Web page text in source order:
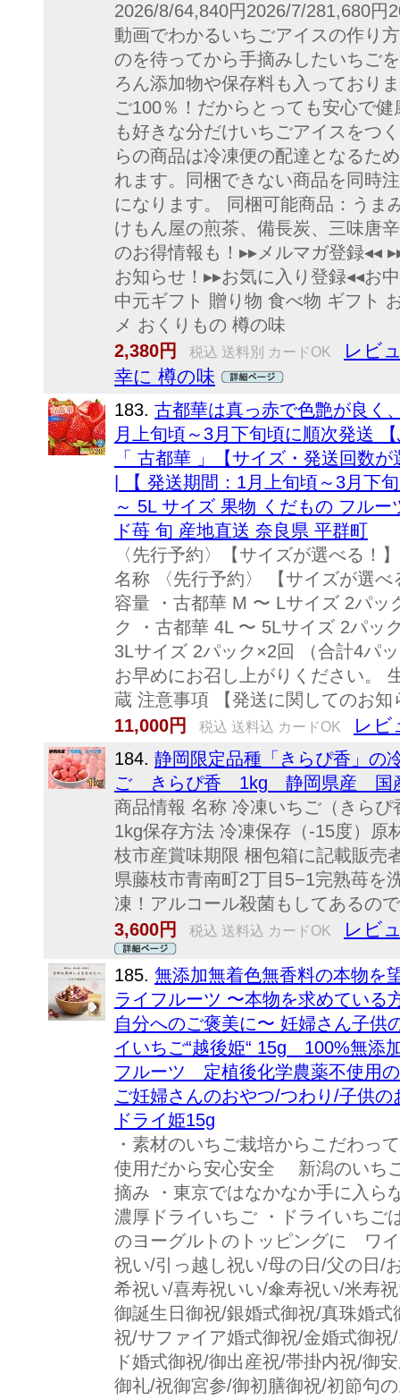
2026/8/64,840円2026/7/281,680円
動画でわかるいちごアイスの作り
のを待ってから手摘みしたいちご
ろん添加物や保存料も入っており
ご100％！だからとっても安心で
も好きな分だけいちごアイスをつ
らの商品は冷凍便の配達となるた
れます。同梱できない商品を同時
になります。 同梱可能商品：うま
けもん屋の煎茶、備長炭、三味唐
のお得情報も！▸▸メルマガ登録◂◂
お知らせ！▸▸お気に入り登録◂◂お
中元ギフト 贈り物 食べ物 ギフト
メ おくりもの 樽の味
2,380円
税込 送料別 カードOK
レビ
幸に 樽の味
183. 古都華は真っ赤で色艶が良く
月上旬頃～3月下旬頃に順次発送
「 古都華 」【サイズ・発送回数
| 【 発送期間：1月上旬頃～3月下
～ 5L サイズ 果物 くだもの フル
ド苺 旬 産地直送 奈良県 平群町
〈先行予約〉【サイズが選べる！
名称 〈先行予約〉 【サイズが選
容量 ・古都華 M 〜 Lサイズ 2パッ
ク ・古都華 4L 〜 5Lサイズ 2パッ
3Lサイズ 2パック×2回 （合計4パ
お早めにお召し上がりください。
蔵 注意事項 【発送に関してのお
11,000円
税込 送料込 カードOK レビ
184. 静岡限定品種「きらぴ香」
ご きらぴ香 1kg 静岡県産 国
商品情報 名称 冷凍いちご（きら
1kg保存方法 冷凍保存（-15度）
枝市産賞味期限 梱包箱に記載販売
県藤枝市青南町2丁目5−1完熟苺を
凍！アルコール殺菌もしてあるの
3,600円
税込 送料込 カードOK レビ
185. 無添加無着色無香料の本物を
ライフルーツ 〜本物を求めている
自分へのご褒美に〜 妊婦さん子
イいちご“越後姫“ 15g 100%無添
フルーツ 定植後化学農薬不使用
ご妊婦さんのおやつ/つわり/子供
ドライ姫15g
・素材のいちご栽培からこだわ
使用だから安心安全 新潟のいち
摘み ・東京ではなかなか手に入ら
濃厚ドライいちご ・ドライいち
のヨーグルトのトッピングに ワ
祝い/引っ越し祝い/母の日/父の日/
希祝い/喜寿祝いい/傘寿祝い/米寿
御誕生日御祝/銀婚式御祝/真珠婚
祝/サファイア婚式御祝/金婚式御
ド婚式御祝/御出産祝/帯掛内祝/御
御礼/祝御宮参/御初膳御祝/初節句